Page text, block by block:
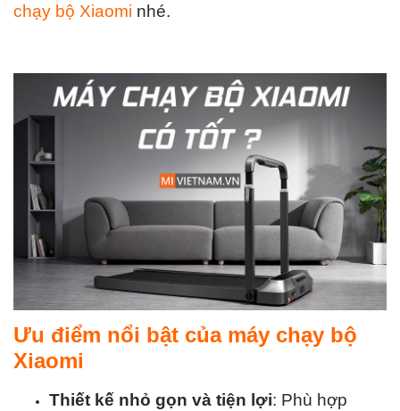
chạy bộ Xiaomi nhé.
Ưu điểm nổi bật của máy chạy bộ
Xiaomi
Thiết kế nhỏ gọn và tiện lợi: Phù hợp